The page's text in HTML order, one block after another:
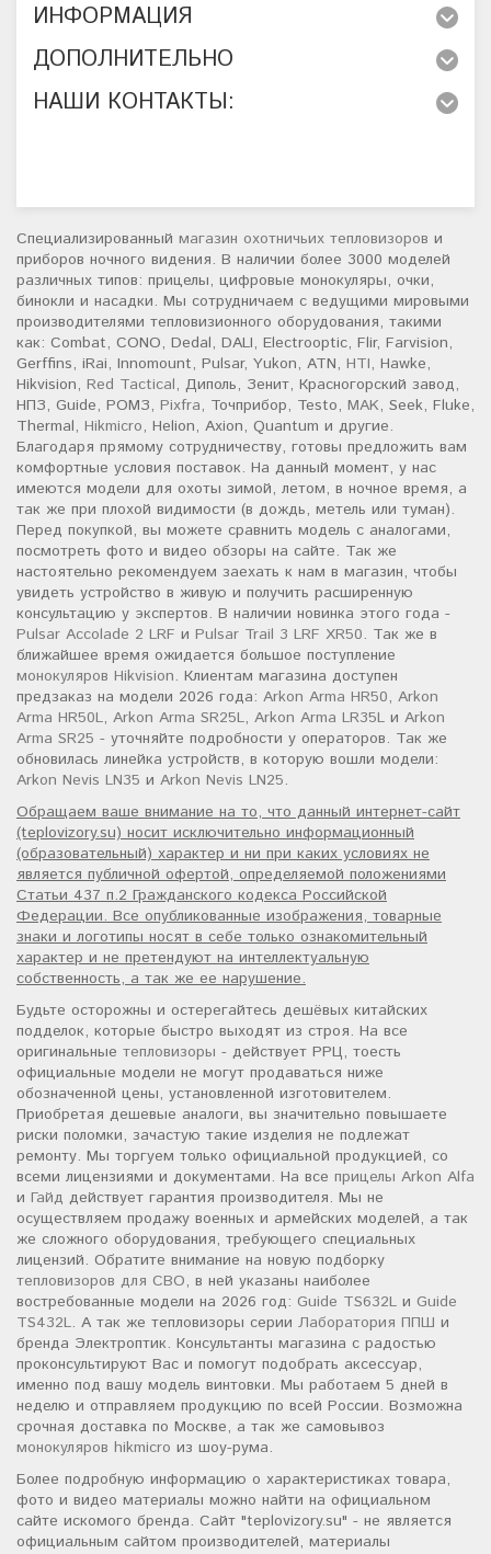
ИНФОРМАЦИЯ
ДОПОЛНИТЕЛЬНО
НАШИ КОНТАКТЫ:
Специализированный магазин охотничьих тепловизоров и
приборов ночного видения. В наличии более 3000 моделей
различных типов: прицелы, цифровые монокуляры, очки,
бинокли и насадки. Мы сотрудничаем с ведущими мировыми
производителями тепловизионного оборудования, такими
как: Combat, CONO, Dedal, DALI, Electrooptic, Flir, Farvision,
Gerffins, iRai, Innomount, Pulsar, Yukon, ATN, HTI, Hawke,
Hikvision, Red Tactical, Диполь, Зенит, Красногорский завод,
НПЗ, Guide, РОМЗ, Pixfra, Точприбор, Testo, MAK, Seek, Fluke,
Thermal, Hikmicro, Helion, Axion, Quantum и другие.
Благодаря прямому сотрудничеству, готовы предложить вам
комфортные условия поставок. На данный момент, у нас
имеются модели для охоты зимой, летом, в ночное время, а
так же при плохой видимости (в дождь, метель или туман).
Перед покупкой, вы можете сравнить модель с аналогами,
посмотреть фото и видео обзоры на сайте. Так же
настоятельно рекомендуем заехать к нам в магазин, чтобы
увидеть устройство в живую и получить расширенную
консультацию у экспертов. В наличии новинка этого года -
Pulsar Accolade 2 LRF и Pulsar Trail 3 LRF XR50. Так же в
ближайшее время ожидается большое поступление
монокуляров Hikvision. Клиентам магазина доступен
предзаказ на модели 2026 года: Arkon Arma HR50, Arkon
Arma HR50L, Arkon Arma SR25L, Arkon Arma LR35L и Arkon
Arma SR25 - уточняйте подробности у операторов. Так же
обновилась линейка устройств, в которую вошли модели:
Arkon Nevis LN35 и Arkon Nevis LN25.
Обращаем ваше внимание на то, что данный интернет-сайт
(teplovizory.su) носит исключительно информационный
(образовательный) характер и ни при каких условиях не
является публичной офертой, определяемой положениями
Статьи 437 п.2 Гражданского кодекса Российской
Федерации. Все опубликованные изображения, товарные
знаки и логотипы носят в себе только ознакомительный
характер и не претендуют на интеллектуальную
собственность, а так же ее нарушение.
Будьте осторожны и остерегайтесь дешёвых китайских
подделок, которые быстро выходят из строя. На все
оригинальные тепловизоры - действует РРЦ, тоесть
официальные модели не могут продаваться ниже
обозначенной цены, установленной изготовителем.
Приобретая дешевые аналоги, вы значительно повышаете
риски поломки, зачастую такие изделия не подлежат
ремонту. Мы торгуем только официальной продукцией, со
всеми лицензиями и документами. На все прицелы Arkon Alfa
и Гайд действует гарантия производителя. Мы не
осуществляем продажу военных и армейских моделей, а так
же сложного оборудования, требующего специальных
лицензий. Обратите внимание на новую подборку
тепловизоров для СВО, в ней указаны наиболее
востребованные модели на 2026 год: Guide TS632L и Guide
TS432L. А так же тепловизоры серии Лаборатория ППШ и
бренда Электроптик. Консультанты магазина с радостью
проконсультируют Вас и помогут подобрать аксессуар,
именно под вашу модель винтовки. Мы работаем 5 дней в
неделю и отправляем продукцию по всей России. Возможна
срочная доставка по Москве, а так же самовывоз
монокуляров hikmicro из шоу-рума.
Более подробную информацию о характеристиках товара,
фото и видео материалы можно найти на официальном
сайте искомого бренда. Сайт "teplovizory.su" - не является
официальным сайтом производителей, материалы